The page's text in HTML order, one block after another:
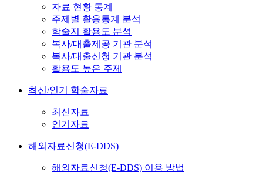
자료 현황 통계
주제별 활용통계 분석
학술지 활용도 분석
복사/대출제공 기관 분석
복사/대출신청 기관 분석
활용도 높은 주제
최신/인기 학술자료
최신자료
인기자료
해외자료신청(E-DDS)
해외자료신청(E-DDS) 이용 방법